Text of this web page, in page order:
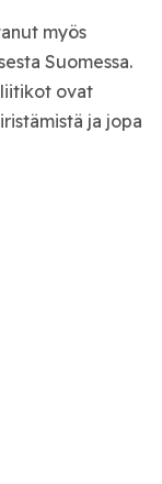
myös
Suomessa.
ovat
ja jopa